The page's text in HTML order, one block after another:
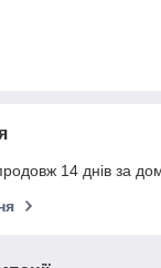
14 днів за